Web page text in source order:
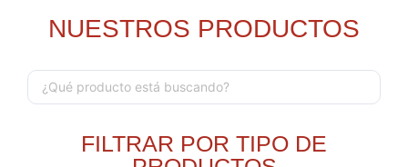
NUESTROS PRODUCTOS
FILTRAR POR TIPO DE